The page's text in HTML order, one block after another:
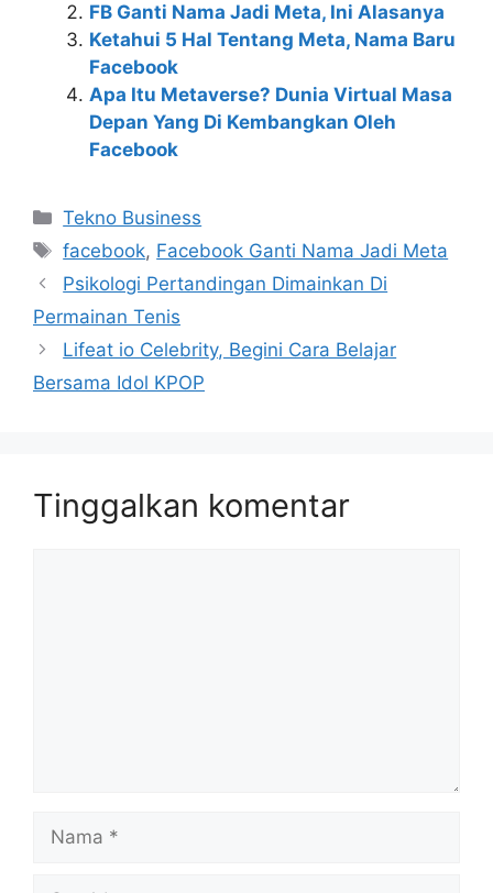
FB Ganti Nama Jadi Meta, Ini Alasanya
Ketahui 5 Hal Tentang Meta, Nama Baru
Facebook
Apa Itu Metaverse? Dunia Virtual Masa
Depan Yang Di Kembangkan Oleh
Facebook
Kategori
Tekno Business
Tag
facebook, Facebook Ganti Nama Jadi Meta
Psikologi Pertandingan Dimainkan Di
Permainan Tenis
Lifeat io Celebrity, Begini Cara Belajar
Bersama Idol KPOP
Tinggalkan komentar